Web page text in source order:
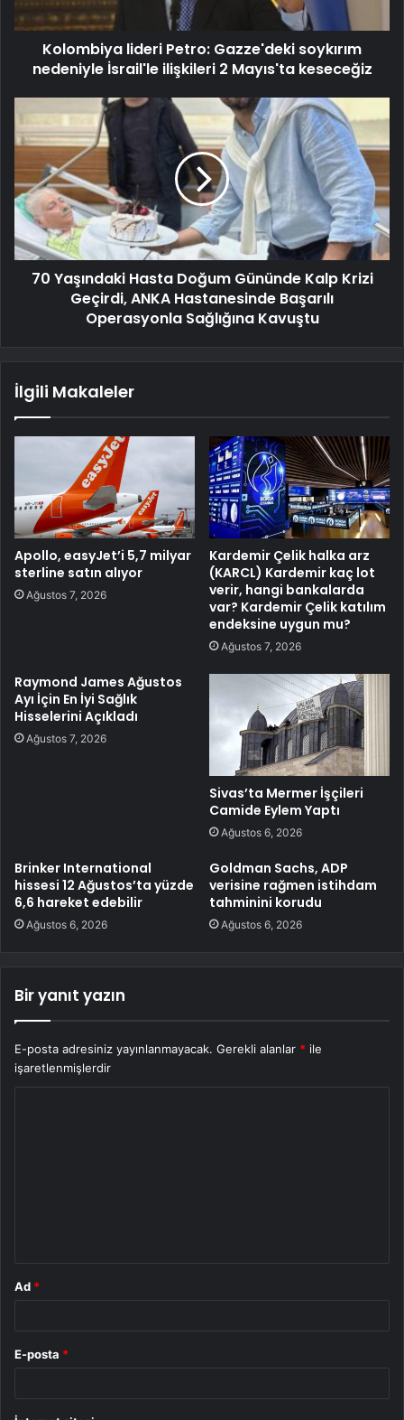
Kolombiya lideri Petro: Gazze'deki soykırım
nedeniyle İsrail'le ilişkileri 2 Mayıs'ta keseceğiz
70 Yaşındaki Hasta Doğum Gününde Kalp Krizi
Geçirdi, ANKA Hastanesinde Başarılı
Operasyonla Sağlığına Kavuştu
İlgili Makaleler
Apollo, easyJet’i 5,7 milyar
sterline satın alıyor
Ağustos 7, 2026
Kardemir Çelik halka arz
(KARCL) Kardemir kaç lot
verir, hangi bankalarda
var? Kardemir Çelik katılım
endeksine uygun mu?
Ağustos 7, 2026
Raymond James Ağustos
Ayı İçin En İyi Sağlık
Hisselerini Açıkladı
Ağustos 7, 2026
Sivas’ta Mermer İşçileri
Camide Eylem Yaptı
Ağustos 6, 2026
Brinker International
hissesi 12 Ağustos’ta yüzde
6,6 hareket edebilir
Ağustos 6, 2026
Goldman Sachs, ADP
verisine rağmen istihdam
tahminini korudu
Ağustos 6, 2026
Bir yanıt yazın
E-posta adresiniz yayınlanmayacak. Gerekli alanlar * ile
işaretlenmişlerdir
Ad *
E-posta *